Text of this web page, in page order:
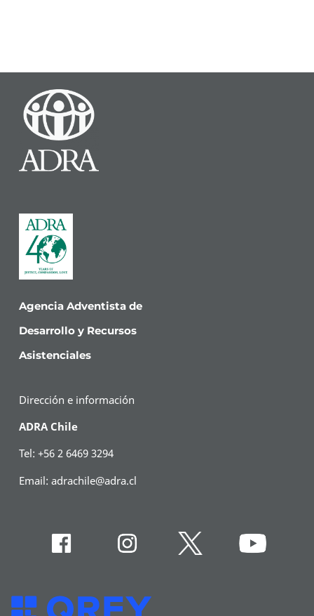
Agencia Adventista de
Desarrollo y Recursos
Asistenciales
Dirección e información
ADRA Chile
Tel: +56 2 6469 3294
Email:adrachile@adra.cl